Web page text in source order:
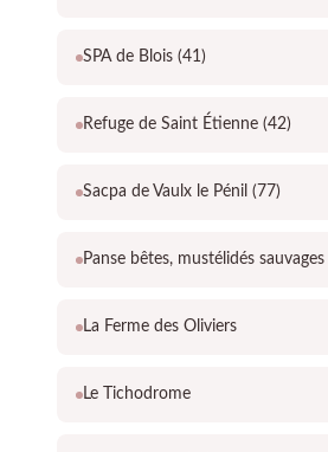
SPA de Blois (41)
Refuge de Saint Étienne (42)
Sacpa de Vaulx le Pénil (77)
Panse bêtes, mustélidés sauvages
La Ferme des Oliviers
Le Tichodrome